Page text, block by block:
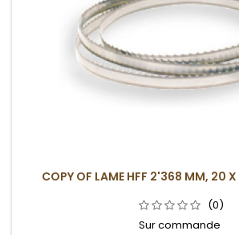
COPY OF LAME HFF 2'368 MM, 20
(0)
Sur commande